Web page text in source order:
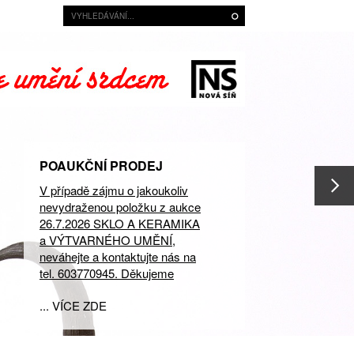
POAUKČNÍ PRODEJ
V případě zájmu o jakoukoliv
nevydraženou položku z aukce
26.7.2026 SKLO A KERAMIKA
a VÝTVARNÉHO UMĚNÍ,
neváhejte a kontaktujte nás na
tel. 603770945. Děkujeme
... VÍCE ZDE